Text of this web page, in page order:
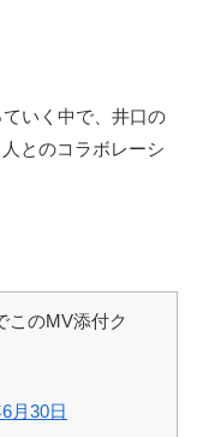
いく中で、井口の
とのコラボレーシ
このMV添付ク
月30日